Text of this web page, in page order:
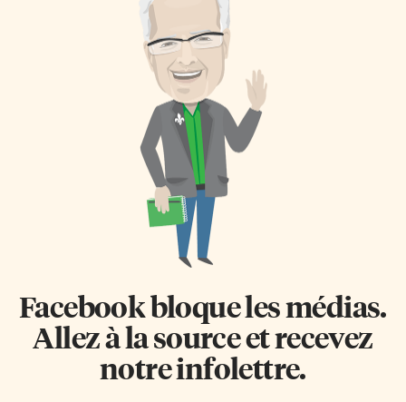
Facebook bloque les médias.
Allez à la source et recevez
notre infolettre.